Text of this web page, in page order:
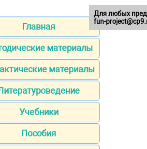
Главная
материалы
материалы
Учебники
Пособия
Для любых
fun-